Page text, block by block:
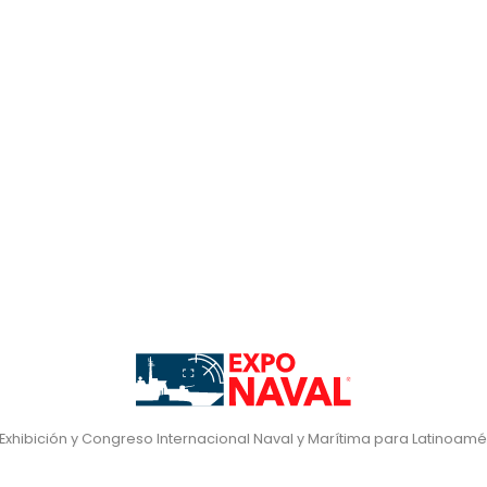
y Congreso Internacional Naval y Marítima para